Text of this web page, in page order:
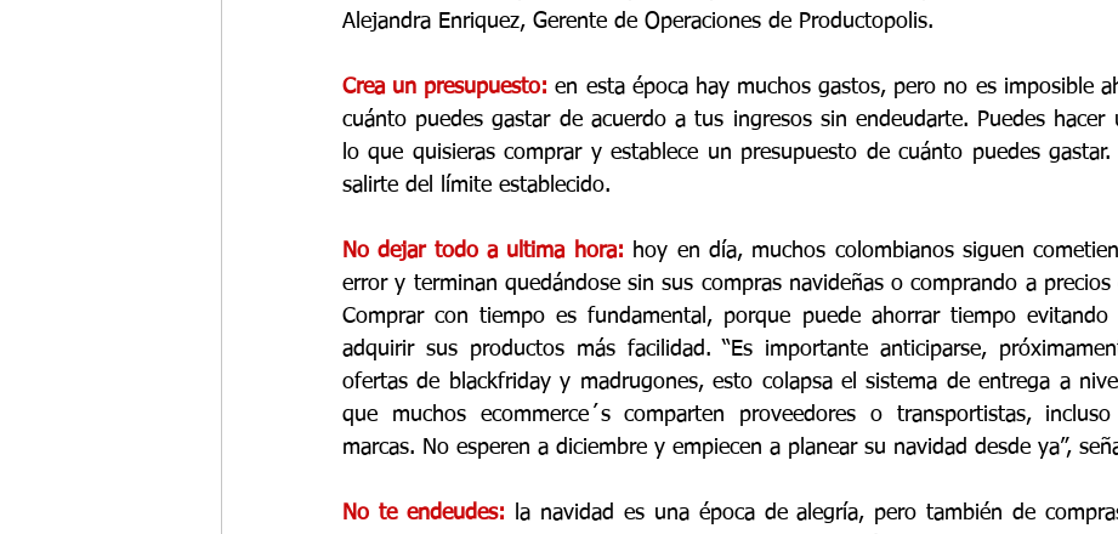
Alejandra Enriquez, Gerente de Operaciones de Productopolis.
Crea un presupuesto: en esta época hay muchos gastos, pero no es imposible
cuánto puedes gastar de acuerdo a tus ingresos sin endeudarte. Puedes hacer
lo que quisieras comprar y establece un presupuesto de cuánto puedes gastar.
salirte del límite establecido.
No dejar todo a ultima hora: hoy en día, muchos colombianos siguen
error y terminan quedándose sin sus compras navideñas o comprando a precios
Comprar con tiempo es fundamental, porque puede ahorrar tiempo
adquirir sus productos más facilidad. “Es importante anticiparse,
ofertas de blackfriday y madrugones, esto colapsa el sistema de entrega a
que muchos ecommerce´s comparten proveedores o transportistas,
marcas. No esperen a diciembre y empiecen a planear su navidad desde ya”,
No te endeudes:
la navidad es una época de alegría, pero también de